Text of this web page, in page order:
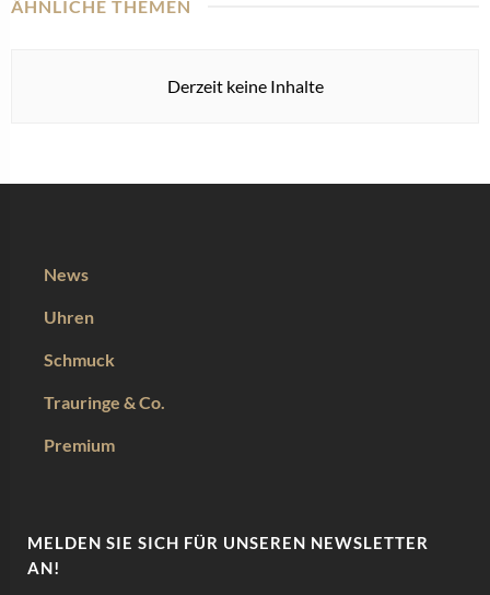
ÄHNLICHE THEMEN
Derzeit keine Inhalte
News
Uhren
Schmuck
Trauringe & Co.
Premium
MELDEN SIE SICH FÜR UNSEREN NEWSLETTER
AN!